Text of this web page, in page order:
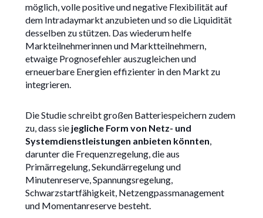
möglich, volle positive und negative Flexibilität auf
dem Intradaymarkt anzubieten und so die Liquidität
desselben zu stützen. Das wiederum helfe
Markteilnehmerinnen und Marktteilnehmern,
etwaige Prognosefehler auszugleichen und
erneuerbare Energien effizienter in den Markt zu
integrieren.
Die Studie schreibt großen Batteriespeichern zudem
zu, dass sie jegliche Form von Netz- und
Systemdienstleistungen anbieten könnten,
darunter die Frequenzregelung, die aus
Primärregelung, Sekundärregelung und
Minutenreserve, Spannungsregelung,
Schwarzstartfähigkeit, Netzengpassmanagement
und Momentanreserve besteht.